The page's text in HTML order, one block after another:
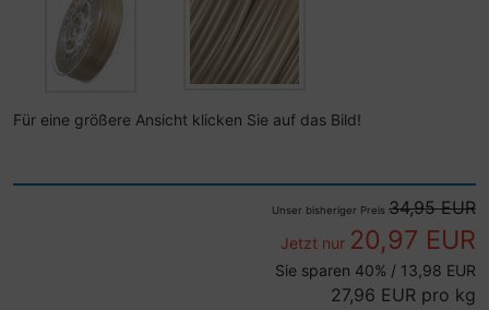
Für eine größere Ansicht klicken Sie auf das Bild!
Unser bisheriger Preis 34,95 EUR
Jetzt nur 20,97 EUR
Sie sparen 40% / 13,98 EUR
27,96 EUR pro kg